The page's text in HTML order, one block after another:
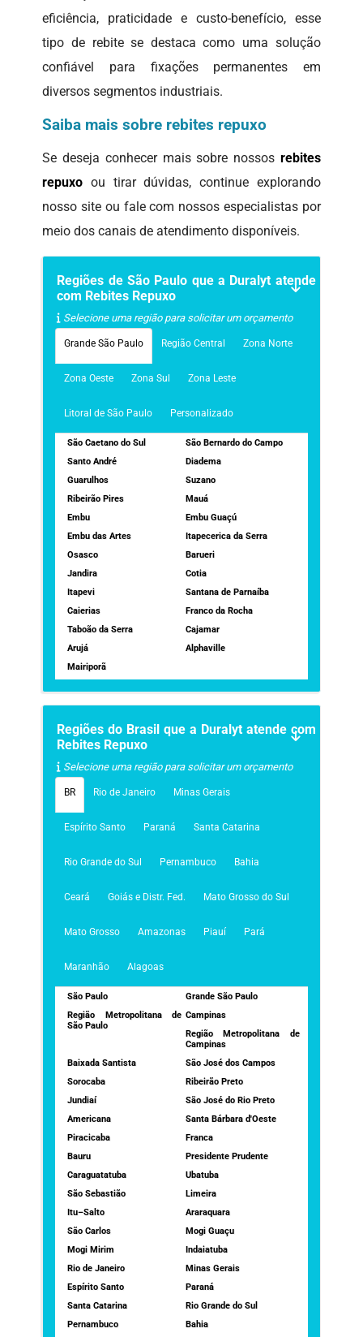
eficiência, praticidade e custo-benefício, esse
tipo de rebite se destaca como uma solução
confiável para fixações permanentes em
diversos segmentos industriais.
Saiba mais sobre rebites repuxo
Se deseja conhecer mais sobre nossos rebites
repuxo ou tirar dúvidas, continue explorando
nosso site ou fale com nossos especialistas por
meio dos canais de atendimento disponíveis.
Regiões de São Paulo que a Duralyt atende
com Rebites Repuxo
Selecione uma região para solicitar um orçamento
Grande São Paulo Região Central Zona Norte
Zona Oeste Zona Sul Zona Leste
Litoral de São Paulo Personalizado
São Caetano do Sul
São Bernardo do Campo
Santo André
Diadema
Guarulhos
Suzano
Ribeirão Pires
Mauá
Embu
Embu Guaçú
Embu das Artes
Itapecerica da Serra
Osasco
Barueri
Jandira
Cotia
Itapevi
Santana de Parnaíba
Caierias
Franco da Rocha
Taboão da Serra
Cajamar
Arujá
Alphaville
Mairiporã
Regiões do Brasil que a Duralyt atende com
Rebites Repuxo
Selecione uma região para solicitar um orçamento
BR Rio de Janeiro Minas Gerais
Espírito Santo Paraná Santa Catarina
Rio Grande do Sul Pernambuco Bahia
Ceará Goiás e Distr. Fed. Mato Grosso do Sul
Mato Grosso Amazonas Piauí Pará
Maranhão Alagoas
São Paulo
Grande São Paulo
Região Metropolitana de
São Paulo
Campinas
Região Metropolitana de
Campinas
Baixada Santista
São José dos Campos
Sorocaba
Ribeirão Preto
Jundiaí
São José do Rio Preto
Americana
Santa Bárbara d'Oeste
Piracicaba
Franca
Bauru
Presidente Prudente
Caraguatatuba
Ubatuba
São Sebastião
Limeira
Itu–Salto
Araraquara
São Carlos
Mogi Guaçu
Mogi Mirim
Indaiatuba
Rio de Janeiro
Minas Gerais
Espírito Santo
Paraná
Santa Catarina
Rio Grande do Sul
Pernambuco
Bahia